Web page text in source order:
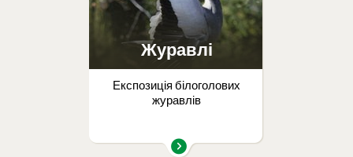
Журавлі
Експозиція білоголових
журавлів